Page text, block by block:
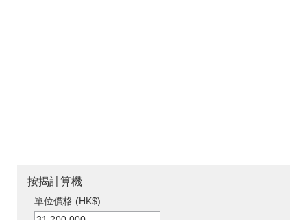
按揭計算機
單位價格 (HK$)